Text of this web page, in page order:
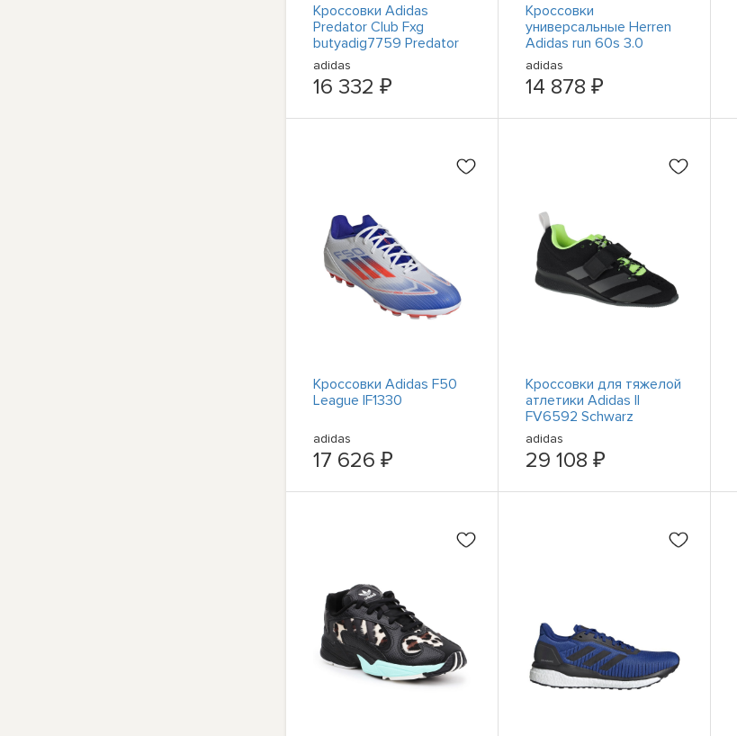
Кроссовки Adidas
Predator Club Fxg
butyadig7759 Predator
Club Fxg
adidas
16 332 ₽
Кроссовки
универсальные Herren
Adidas run 60s 3.0
ID1858 Dunkelrot
adidas
14 878 ₽
Кроссовки Adidas F50
League IF1330
adidas
17 626 ₽
Кроссовки для тяжелой
атлетики Adidas II
FV6592 Schwarz
adidas
29 108 ₽